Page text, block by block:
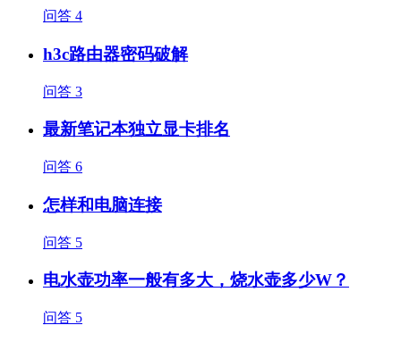
问答 4
h3c路由器密码破解
问答 3
最新笔记本独立显卡排名
问答 6
怎样和电脑连接
问答 5
电水壶功率一般有多大，烧水壶多少W？
问答 5